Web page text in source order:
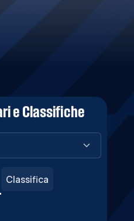
e Classifiche
Classifica